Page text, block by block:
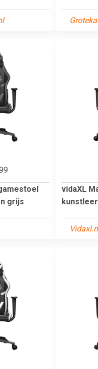
grijs
vidaXL